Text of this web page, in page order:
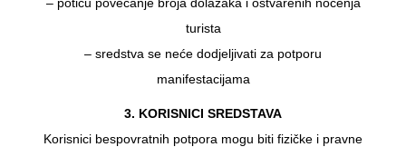
turista
– sredstva se neće dodjeljivati za potporu
manifestacijama
3. KORISNICI SREDSTAVA
Korisnici bespovratnih potpora mogu biti fizičke i pravne